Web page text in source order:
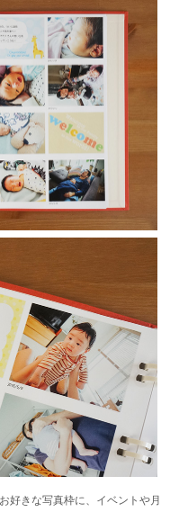
好きな写真枠に、イベントや月